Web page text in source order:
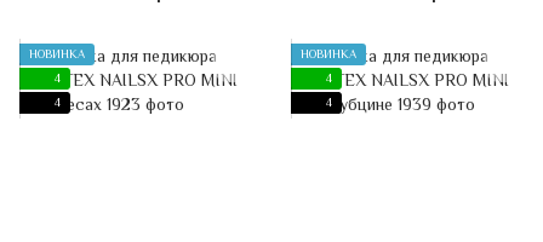
струбцина, 50 Вт
НОВИНКА
4
4
НОВИНКА
4
4